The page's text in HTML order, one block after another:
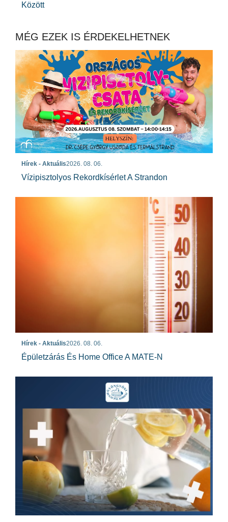
Között
MÉG EZEK IS ÉRDEKELHETNEK
Hírek - Aktuális2026. 08. 06.
Vízipisztolyos Rekordkísérlet A Strandon
Hírek - Aktuális2026. 08. 06.
Épületzárás És Home Office A MATE-N